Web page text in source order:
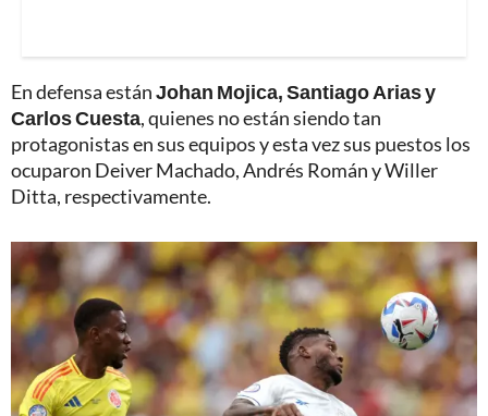
En defensa estánJohan Mojica, Santiago Arias y
Carlos Cuesta, quienes no están siendo tan
protagonistas en sus equipos y esta vez sus puestos los
ocuparon Deiver Machado, Andrés Román y Willer
Ditta, respectivamente.